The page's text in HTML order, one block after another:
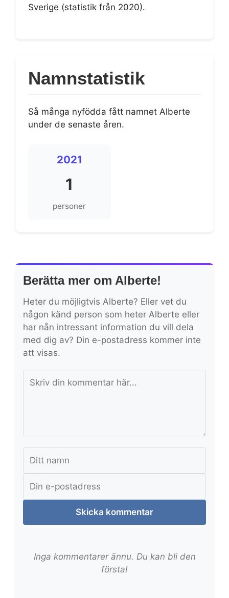
Sverige (statistik från 2020).
Namnstatistik
Så många nyfödda fått namnet Alberte
under de senaste åren.
2021
1
personer
Berätta mer om Alberte!
Heter du möjligtvis Alberte? Eller vet du
någon känd person som heter Alberte eller
har nån intressant information du vill dela
med dig av? Din e-postadress kommer inte
att visas.
Skicka kommentar
Inga kommentarer ännu. Du kan bli den
första!